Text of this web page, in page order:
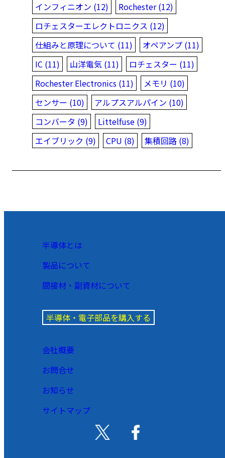
インフィニオン (12)
Rochester (12)
ロチェスターエレクトロニクス (12)
仕組みと原理について (11)
オペアンプ (11)
IC (11)
山洋電気 (11)
ロチェスター (11)
Rochester Electronics (11)
メモリ (10)
センサー (10)
アルプスアルパイン (10)
コンバータ (9)
Littelfuse (9)
エイブリック (9)
CPU (8) 集積回路 (8)
半導体とは
製品について
間接材・副資材について
半導体・電子部品を購入する
会社概要
お問合せ
お知らせ
サイトマップ